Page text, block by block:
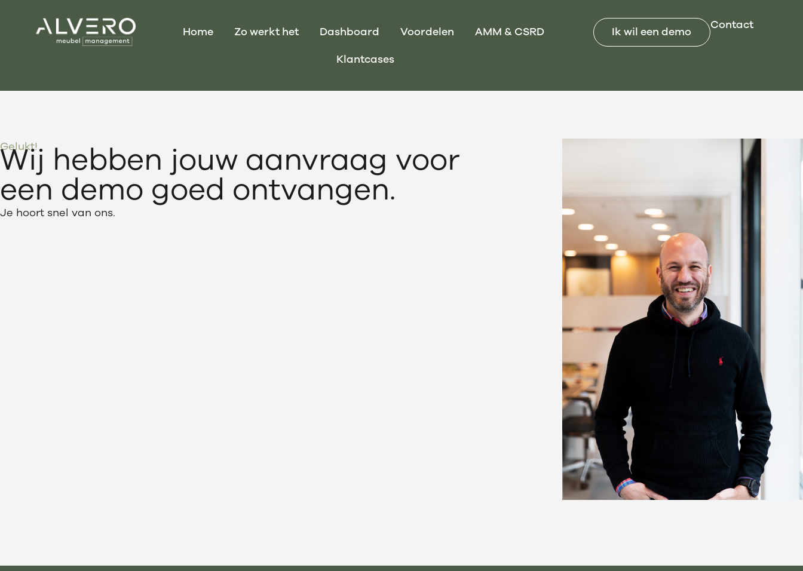
Home Zo werkt het Dashboard Voordelen
AMM & CSRD
Klantcases
Ik wil een demo Contact
Gelukt!
Wij hebben jouw aanvraag voor
een demo goed ontvangen.
Je hoort snel van ons.